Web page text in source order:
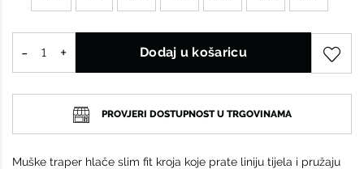
Dodaj u košaricu
PROVJERI DOSTUPNOST U TRGOVINAMA
Muške traper hlače slim fit kroja koje prate liniju tijela i pružaju